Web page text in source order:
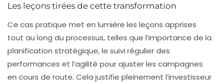
Les leçons tirées de cette transformation
Ce cas pratique met en lumière les leçons apprises
tout au long du processus, telles que l’importance de la
planification stratégique, le suivi régulier des
performances et l’agilité pour ajuster les campagnes
en cours de route. Cela justifie pleinement l’investisseur